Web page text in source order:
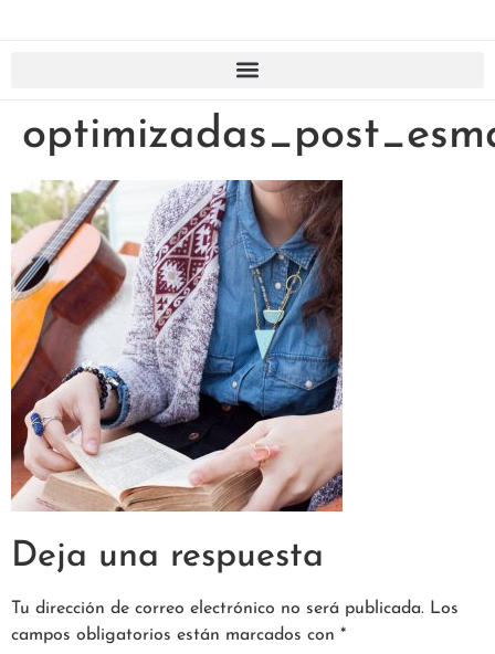
Deja una respuesta
Tu dirección de correo electrónico no será publicada. Los
campos obligatorios están marcados con *